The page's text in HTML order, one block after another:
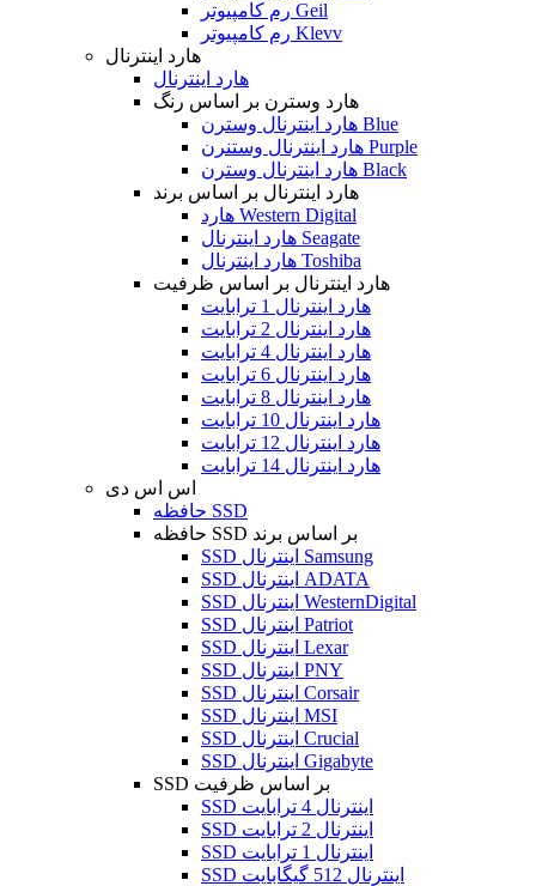
رم کامپیوتر Geil
رم کامپیوتر Klevv
هارد اینترنال
هارد اینترنال
هارد وسترن بر اساس رنگ
هارد اینترنال وسترن Blue
هارد اینترنال وستنرن Purple
هارد اینترنال وسترن Black
هارد اینترنال بر اساس برند
هارد Western Digital
هارد اینترنال Seagate
هارد اینترنال Toshiba
هارد اینترنال بر اساس ظرفیت
هارد اینترنال 1 ترابایت
هارد اینترنال 2 ترابایت
هارد اینترنال 4 ترابایت
هارد اینترنال 6 ترابایت
هارد اینترنال 8 ترابایت
هارد اینترنال 10 ترابایت
هارد اینترنال 12 ترابایت
هارد اینترنال 14 ترابایت
اس اس دی
حافظه SSD
حافظه SSD بر اساس برند
SSD اینترنال Samsung
SSD اینترنال ADATA
SSD اینترنال WesternDigital
SSD اینترنال Patriot
SSD اینترنال Lexar
SSD اینترنال PNY
SSD اینترنال Corsair
SSD اینترنال MSI
SSD اینترنال Crucial
SSD اینترنال Gigabyte
SSD بر اساس ظرفیت
SSD اینترنال 4 ترابایت
SSD اینترنال 2 ترابایت
SSD اینترنال 1 ترابایت
SSD اینترنال 512 گیگابایت